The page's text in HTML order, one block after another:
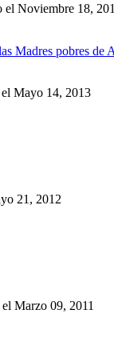
Noviembre 18,
Madres pobres de
Mayo 14, 2013
21, 2012
Marzo 09, 2011